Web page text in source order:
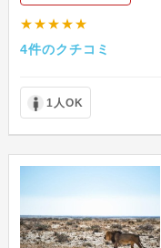
★★★★★
4件のクチコミ
1人OK